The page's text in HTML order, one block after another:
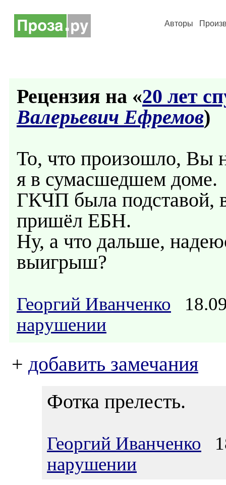
Авторы
Рецензия на «20 лет
Валерьевич Ефремов)
То, что произошло, Вы
я в сумасшедшем доме.
ГКЧП была подставой, в
пришёл ЕБН.
Ну, а что дальше,
выигрыш?
Георгий Иванченко
нарушении
+ добавить замечания
Фотка прелесть.
Георгий Иванченко
нарушении